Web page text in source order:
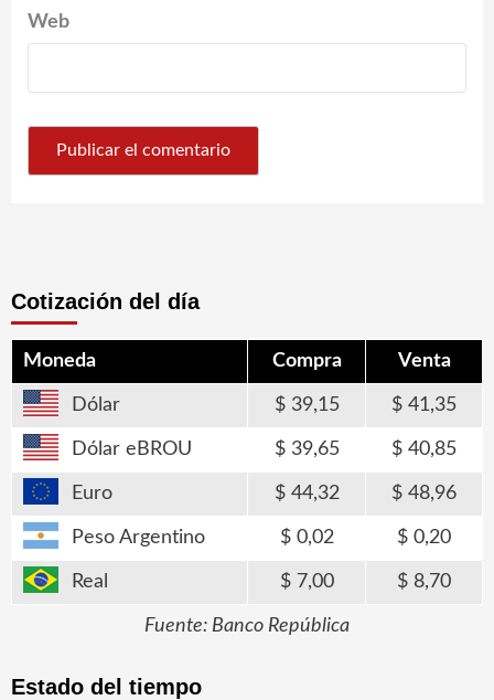
Web
Cotización del día
Moneda Compra Venta
Dólar 39,15 41,35
Dólar eBROU 39,65 40,85
Euro 44,32 48,96
Peso Argentino 0,02 0,20
Real 7,00 8,70
Fuente: Banco República
Estado del tiempo